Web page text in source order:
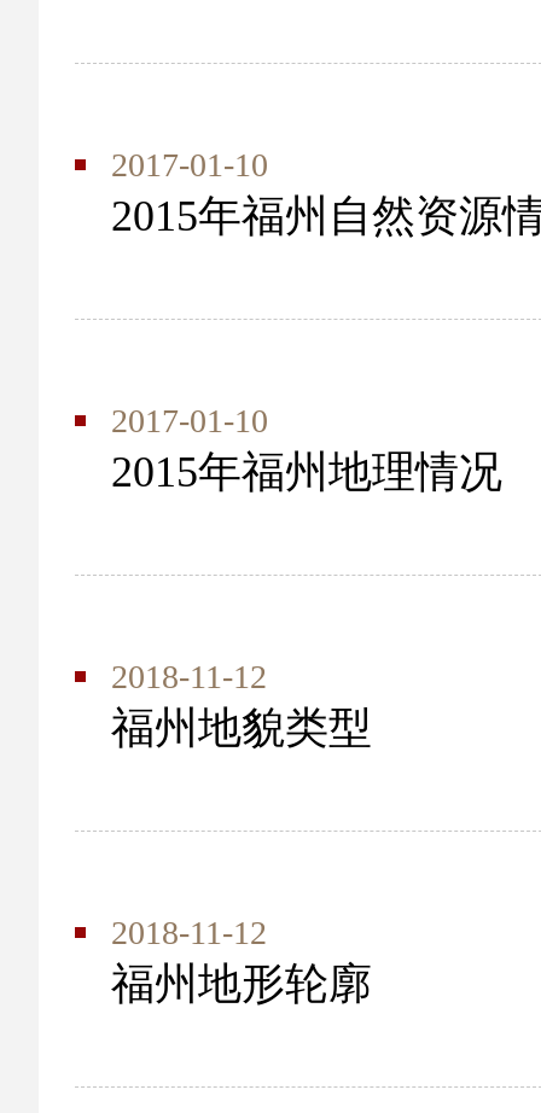
2017-01-10
2015年福州自然资源
2017-01-10
2015年福州地理情况
2018-11-12
福州地貌类型
2018-11-12
福州地形轮廓